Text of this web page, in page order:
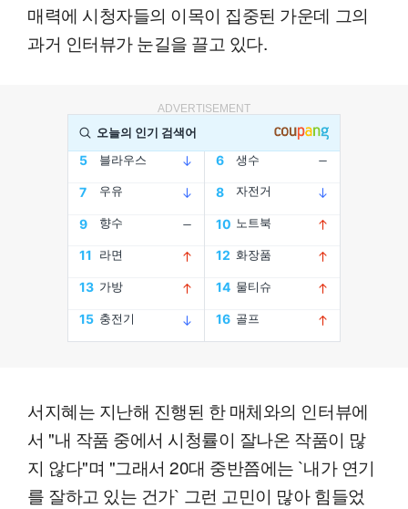
매력에 시청자들의 이목이 집중된 가운데 그의
과거 인터뷰가 눈길을 끌고 있다.
ADVERTISEMENT
서지혜는 지난해 진행된 한 매체와의 인터뷰에
서 "내 작품 중에서 시청률이 잘나온 작품이 많
지 않다"며 "그래서 20대 중반쯤에는 `내가 연기
를 잘하고 있는 건가` 그런 고민이 많아 힘들었